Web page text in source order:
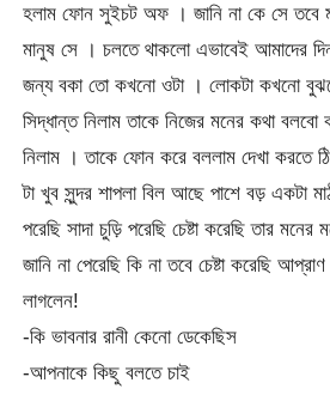
হলাম ফোন সুইচট অফ । জানি না কে সে তবে
মানুষ সে । চলতে থাকলো এভাবেই আমাদের
জন্য বকা তো কখনো ওটা । লোকটা কখনো
সিদ্ধান্ত নিলাম তাকে নিজের মনের কথা
নিলাম । তাকে ফোন করে বললাম দেখা করতে
টা খুব সুন্দর শাপলা বিল আছে পাশে বড় একটা
পরেছি সাদা চুড়ি পরেছি চেষ্টা করেছি তার
জানি না পেরেছি কি না তবে চেষ্টা করেছি
লাগলেন!
-কি ভাবনার রানী কেনো ডেকেছিস
-আপনাকে কিছু বলতে চাই